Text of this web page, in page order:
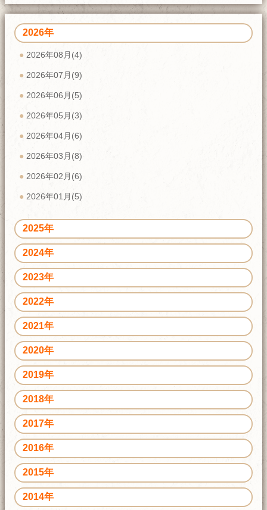
2026年
2026年08月(4)
2026年07月(9)
2026年06月(5)
2026年05月(3)
2026年04月(6)
2026年03月(8)
2026年02月(6)
2026年01月(5)
2025年
2024年
2023年
2022年
2021年
2020年
2019年
2018年
2017年
2016年
2015年
2014年